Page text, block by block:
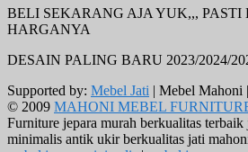
BELI SEKARANG AJA YUK,,,
HARGANYA
DESAIN PALING BARU 2023/2024/
Supported by: Mebel Jati | Mebel Mahoni |
© 2009 MAHONI MEBEL
Furniture jepara murah berkualitas
minimalis antik ukir berkualitas jati